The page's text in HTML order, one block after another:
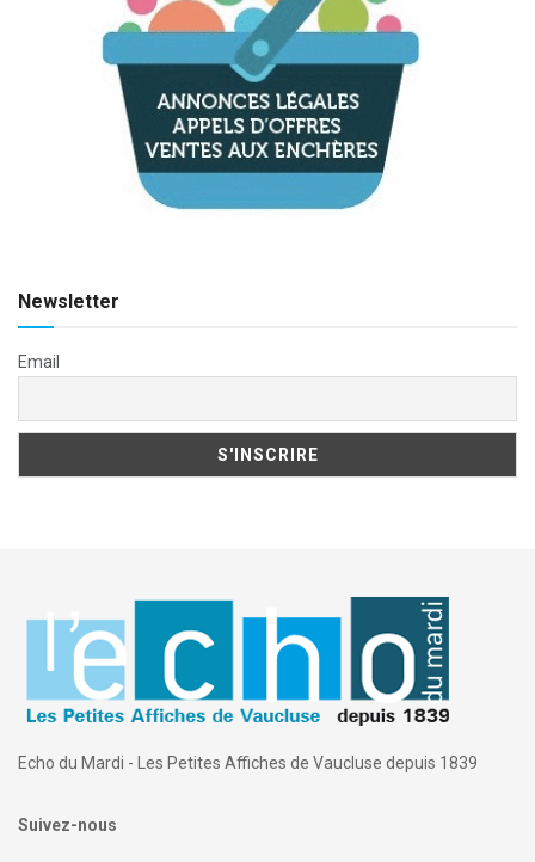
Newsletter
Email
Echo du Mardi - Les Petites Affiches de Vaucluse depuis 1839
Suivez-nous